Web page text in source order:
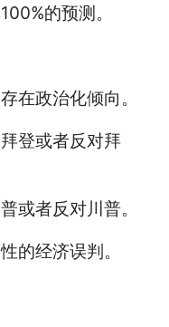
的预测。
在政治化倾向。
登或者反对拜
或者反对川普。
的经济误判。